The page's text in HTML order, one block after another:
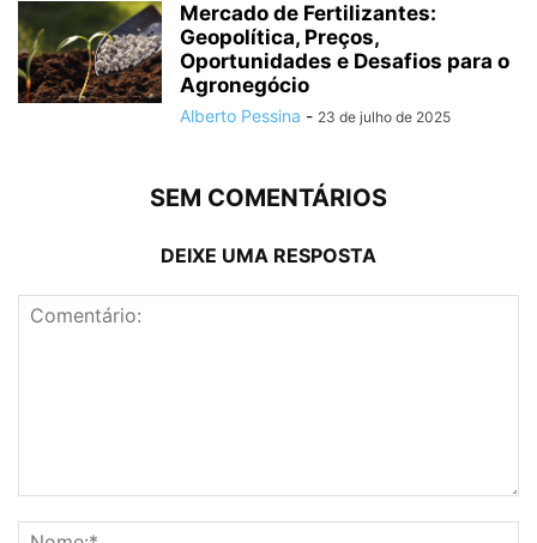
Mercado de Fertilizantes:
Geopolítica, Preços,
Oportunidades e Desafios para o
Agronegócio
Alberto Pessina - 23 de julho de 2025
SEM COMENTÁRIOS
DEIXE UMA RESPOSTA